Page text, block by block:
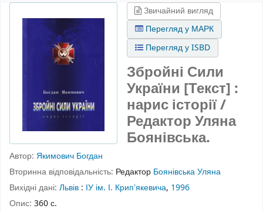
Звичайний вигляд
Перегляд у МАРК
Перегляд у ISBD
Збройні Сили
України [Текст] :
нарис історії /
Редактор Уляна
Боянівська.
Автор: Якимович Богдан
Вторинна відповідальність: Редактор Боянівська Уляна
Вихідні дані: Львів : ІУ ім. І. Крипʼякевича, 1996
Опис: 360 с.